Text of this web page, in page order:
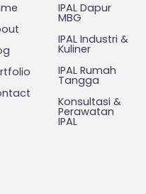
IPAL Dapur
MBG
IPAL Industri &
Kuliner
IPAL Rumah
Tangga
Konsultasi &
Perawatan
IPAL